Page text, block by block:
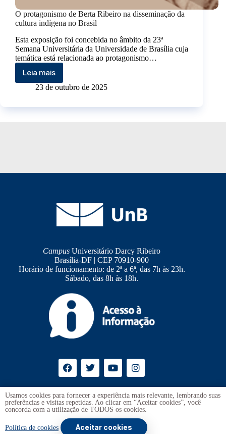
O protagonismo de Berta Ribeiro na disseminação da
cultura indígena no Brasil
Esta exposição foi concebida no âmbito da 23ª
Semana Universitária da Universidade de Brasília cuja
temática está relacionada ao protagonismo…
Leia mais
23 de outubro de 2025
Campus Universitário Darcy Ribeiro
Brasília-DF | CEP 70910-900
Horário de funcionamento: de 2ª a 6ª, das 7h às 23h.
Sábado, das 8h às 18h.
UnB
Transparência e Prestação de Contas
Copyright © 2026 - Universidade de Brasília
. Todos os direitos
Usamos cookies para fornecer a experiência mais relevante, lembrando suas
preferências e visitas repetidas. Ao clicar em “Aceitar cookies”, você
concorda com a utilização de TODOS os cookies.
Política de cookies Aceitar cookies